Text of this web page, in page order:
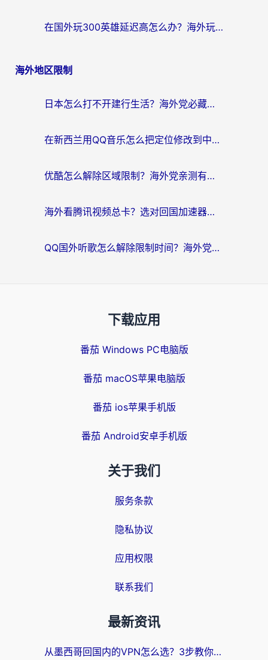
在国外玩300英雄延迟高怎么办？海外玩家亲测有效的加速器选择指南
海外地区限制
日本怎么打不开建行生活？海外党必藏的回国加速指南（含丹麦国外影音问题破解）
在新西兰用QQ音乐怎么把定位修改到中国国内？海外党听歌追剧的实用指南
优酷怎么解除区域限制？海外党亲测有效的回国加速器选择指南
海外看腾讯视频总卡？选对回国加速器，还能解决英国1号店定位+欧洲杯CCTV5直播问题
QQ国外听歌怎么解除限制时间？海外党亲测有效的回国加速方案
下载应用
番茄 Windows PC电脑版
番茄 macOS苹果电脑版
番茄 ios苹果手机版
番茄 Android安卓手机版
关于我们
服务条款
隐私协议
应用权限
联系我们
最新资讯
从墨西哥回国内的VPN怎么选？3步教你无缝刷剧、玩国服游戏